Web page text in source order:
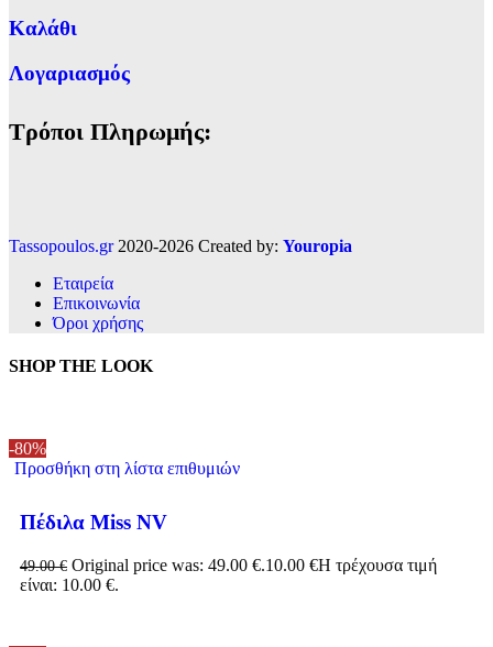
Καλάθι
Λογαριασμός
Τρόποι Πληρωμής:
Tassopoulos.gr2020-2026 Created by: Youropia
Εταιρεία
Επικοινωνία
Όροι χρήσης
SHOP THE LOOK
-80%
Προσθήκη στη λίστα επιθυμιών
Πέδιλα Miss NV
49.00€ Original price was: 49.00 €.10.00 €Η τρέχουσα τιμή
είναι: 10.00 €.